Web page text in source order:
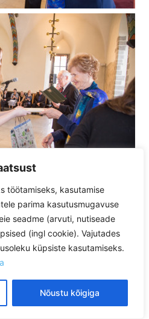
töötamiseks, kasutamise
parima kasutusmugavuse
seadme (arvuti, nutiseade
(ingl cookie). Vajutades
küpsiste kasutamiseks.
Nõustu kõigiga